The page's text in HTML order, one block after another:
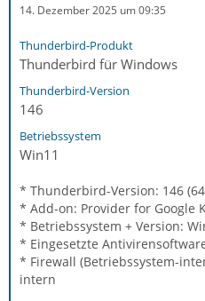
14. Dezember 2025 um 09:35
Thunderbird-Produkt
Thunderbird für Windows
Thunderbird-Version
146
Betriebssystem
Win11
* Thunderbird-Version: 146
* Add-on: Provider for Google
* Betriebssystem + Version:
* Eingesetzte
* Firewall (Betriebssystem-
intern